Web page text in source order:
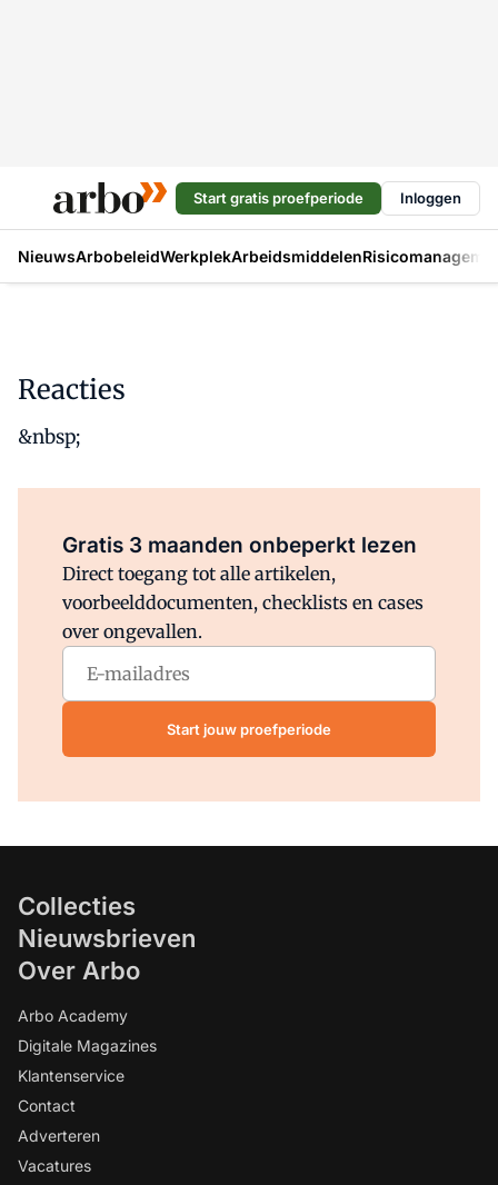
Start gratis proefperiode Inloggen
NieuwsArbobeleidWerkplekArbeidsmiddelen
Reacties
&nbsp;
Gratis 3 maanden onbeperkt lezen
Direct toegang tot alle artikelen,
voorbeelddocumenten, checklists en cases
over ongevallen.
Start jouw proefperiode
Collecties
Nieuwsbrieven
Over Arbo
Arbo Academy
Digitale Magazines
Klantenservice
Contact
Adverteren
Vacatures